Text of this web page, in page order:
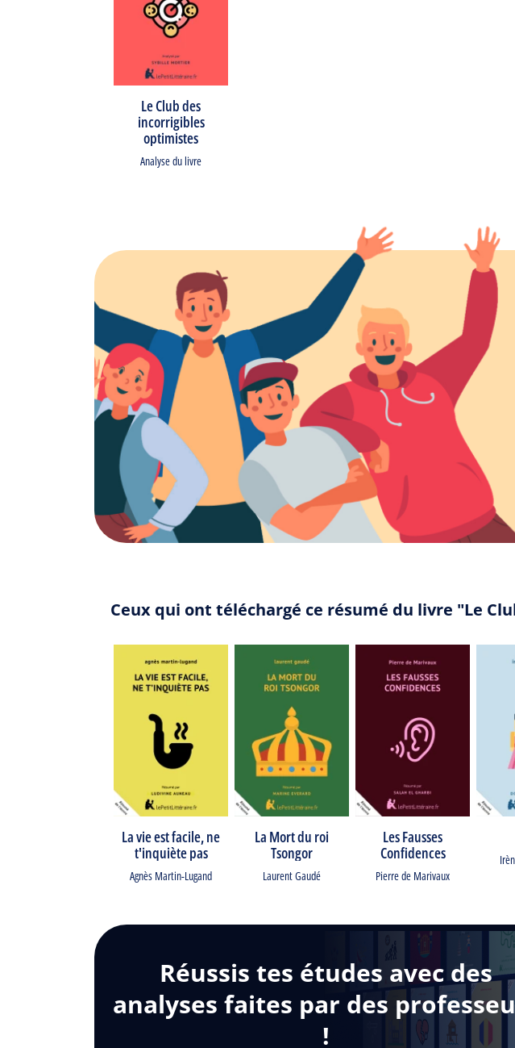
Le Club des
incorrigibles
optimistes
Analyse du livre
Ceux qui ont téléchargé ce résumé du livre "Le
La vie est facile, ne
t'inquiète pas
Agnès Martin-Lugand
La Mort du roi
Tsongor
Laurent Gaudé
Les Fausses
Confidences
Pierre de Marivaux
Réussis tes études avec des
analyses faites par des
!